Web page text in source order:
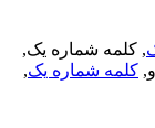
کلمه شماره یک,
کلمه شماره یک,